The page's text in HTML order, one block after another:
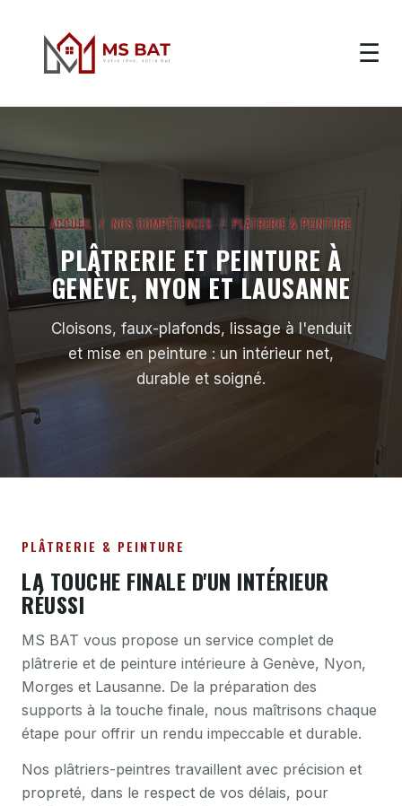
☰
ACCUEIL / NOS COMPÉTENCES / PLÂTRERIE & PEINTURE
PLÂTRERIE ET PEINTURE À
GENÈVE, NYON ET LAUSANNE
Cloisons, faux-plafonds, lissage à l'enduit
et mise en peinture : un intérieur net,
durable et soigné.
PLÂTRERIE & PEINTURE
LA TOUCHE FINALE D'UN INTÉRIEUR
RÉUSSI
MS BAT vous propose un service complet de
plâtrerie et de peinture intérieure à Genève, Nyon,
Morges et Lausanne. De la préparation des
supports à la touche finale, nous maîtrisons chaque
étape pour offrir un rendu impeccable et durable.
Nos plâtriers-peintres travaillent avec précision et
propreté, dans le respect de vos délais, pour